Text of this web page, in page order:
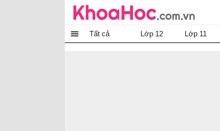
Tất cả Lớp 12 Lớp 11